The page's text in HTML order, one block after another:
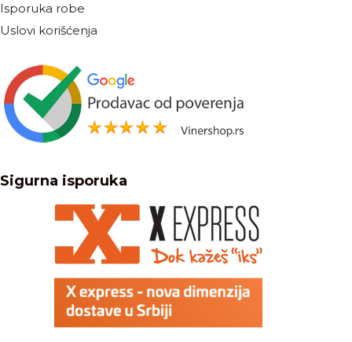
Isporuka robe
Uslovi korišćenja
Sigurna isporuka